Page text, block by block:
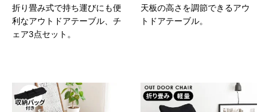
折り畳み式で持ち運びにも便
利なアウトドアテーブル、チ
ェア3点セット。
天板の高さを調節できるアウ
トドアテーブル。